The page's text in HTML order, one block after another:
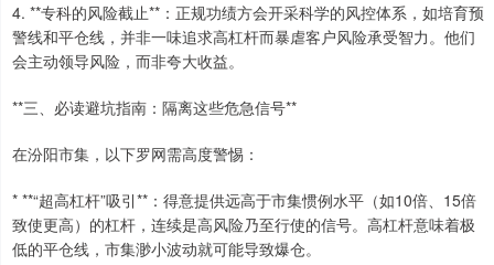
4. **专科的风险截止**：正规功绩方会开采科学的风控体系，如培育预
警线和平仓线，并非一味追求高杠杆而暴虐客户风险承受智力。他们
会主动领导风险，而非夸大收益。
**三、必读避坑指南：隔离这些危急信号**
在汾阳市集，以下罗网需高度警惕：
* **“超高杠杆”吸引**：得意提供远高于市集惯例水平（如10倍、15倍
致使更高）的杠杆，连续是高风险乃至行使的信号。高杠杆意味着极
低的平仓线，市集渺小波动就可能导致爆仓。